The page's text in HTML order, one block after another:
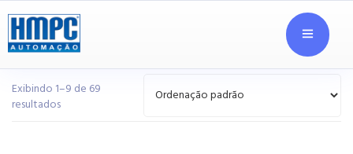
Exibindo 1–9 de 69
resultados